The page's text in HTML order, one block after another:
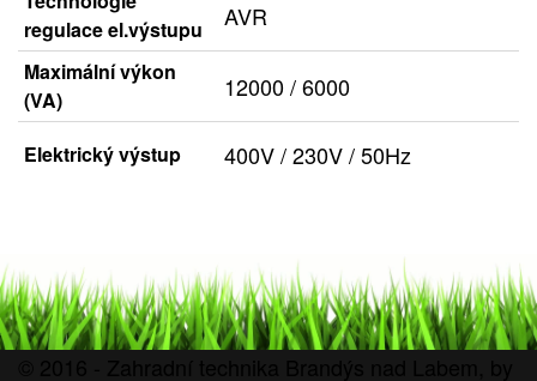
regulace el.výstupu
AVR
Maximální výkon
(VA)
12000 / 6000
Elektrický výstup 400V / 230V / 50Hz